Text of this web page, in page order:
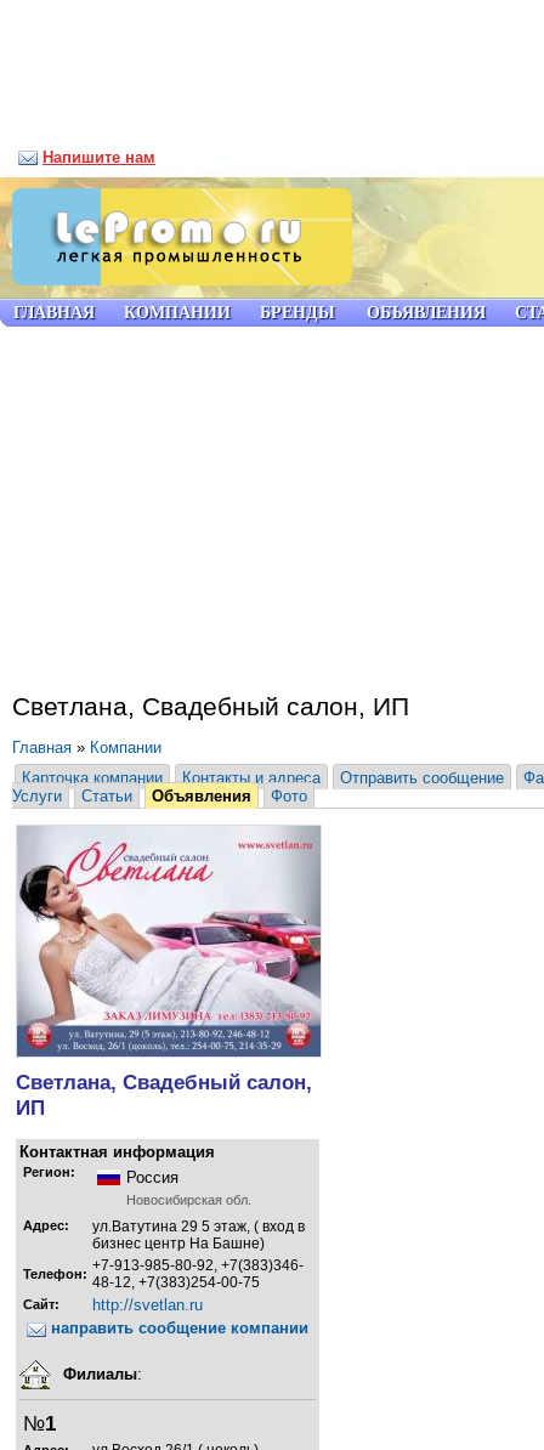
Светлана, Свадебный салон, ИП
Главная » Компании
Карточка компании
Контакты и адреса Отправить сообщение
Услуги
Статьи Объявления Фото
Светлана, Свадебный салон,
ИП
Контактная информация
Регион: Россия
Новосибирская обл.
Адрес:
ул.Ватутина 29 5 этаж, ( вход в
бизнес центр На Башне)
Телефон: +7-913-985-80-92, +7(383)346-
48-12, +7(383)254-00-75
Сайт:
http://svetlan.ru
направить сообщение компании
Филиалы:
№1
ГЛАВНАЯ КОМПАНИИ БРЕНДЫ ОБЪЯВЛЕНИЯ
Напишите нам